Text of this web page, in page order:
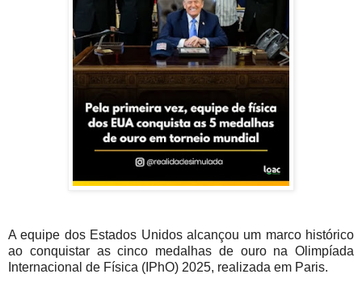
A equipe dos Estados Unidos alcançou um marco histórico
ao conquistar as cinco medalhas de ouro na Olimpíada
Internacional de Física (IPhO) 2025, realizada em Paris.